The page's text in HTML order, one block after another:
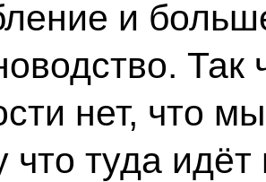
и
Так
нет, что
что туда